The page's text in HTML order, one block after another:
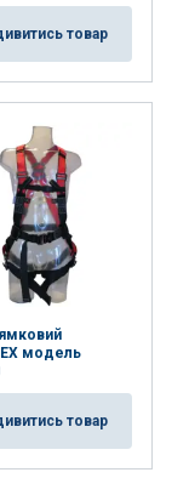
товар
модель
товар